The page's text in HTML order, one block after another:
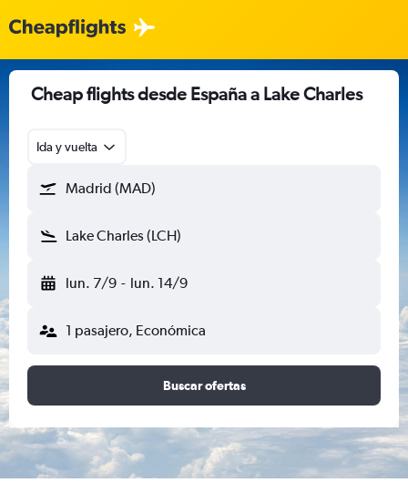
Cheap flights desde España a Lake Charles
Ida y vuelta
Madrid (MAD)
Lake Charles (LCH)
lun. 7/9 - lun. 14/9
1 pasajero, Económica
Buscar ofertas